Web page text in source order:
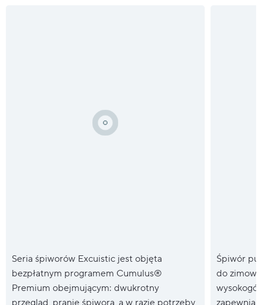
Seria śpiworów Excuistic jest objęta
bezpłatnym programem Cumulus®
Premium obejmującym: dwukrotny
przegląd, pranie śpiwora, a w razie potrzeby
Śpiwór
do
zapewnia